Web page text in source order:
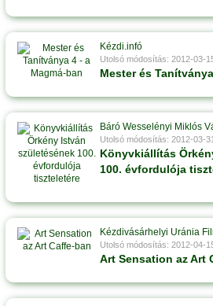
Kézdi.infó
Utolsó módosítás: 2012-03-
Mester és
Báró Wesselényi Miklós
Utolsó módosítás: 2012-03-
Könyvkiállítás
100. évfordulója
Kézdivásárhelyi Uránia
Utolsó módosítás: 2012-04-
Art Sensation az Art